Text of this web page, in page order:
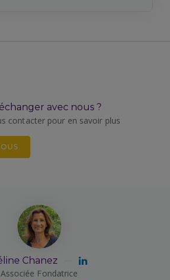
avec nous ?
contacter pour en savoir plus
Chanez
Associée Fondatrice